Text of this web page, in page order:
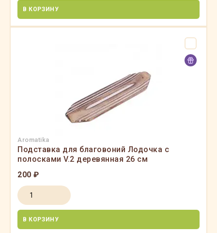
В КОРЗИНУ
Aromatika
Подставка для благовоний Лодочка с
полосками V.2 деревянная 26 см
200 ₽
В КОРЗИНУ